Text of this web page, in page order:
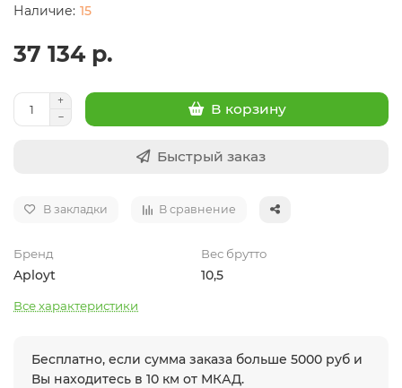
15
37 134 р.
В корзину
Быстрый заказ
В закладки В сравнение
Бренд
Aployt
Вес брутто
10,5
Все характеристики
Бесплатно, если сумма заказа больше 5000 руб и
Вы находитесь в 10 км от МКАД.